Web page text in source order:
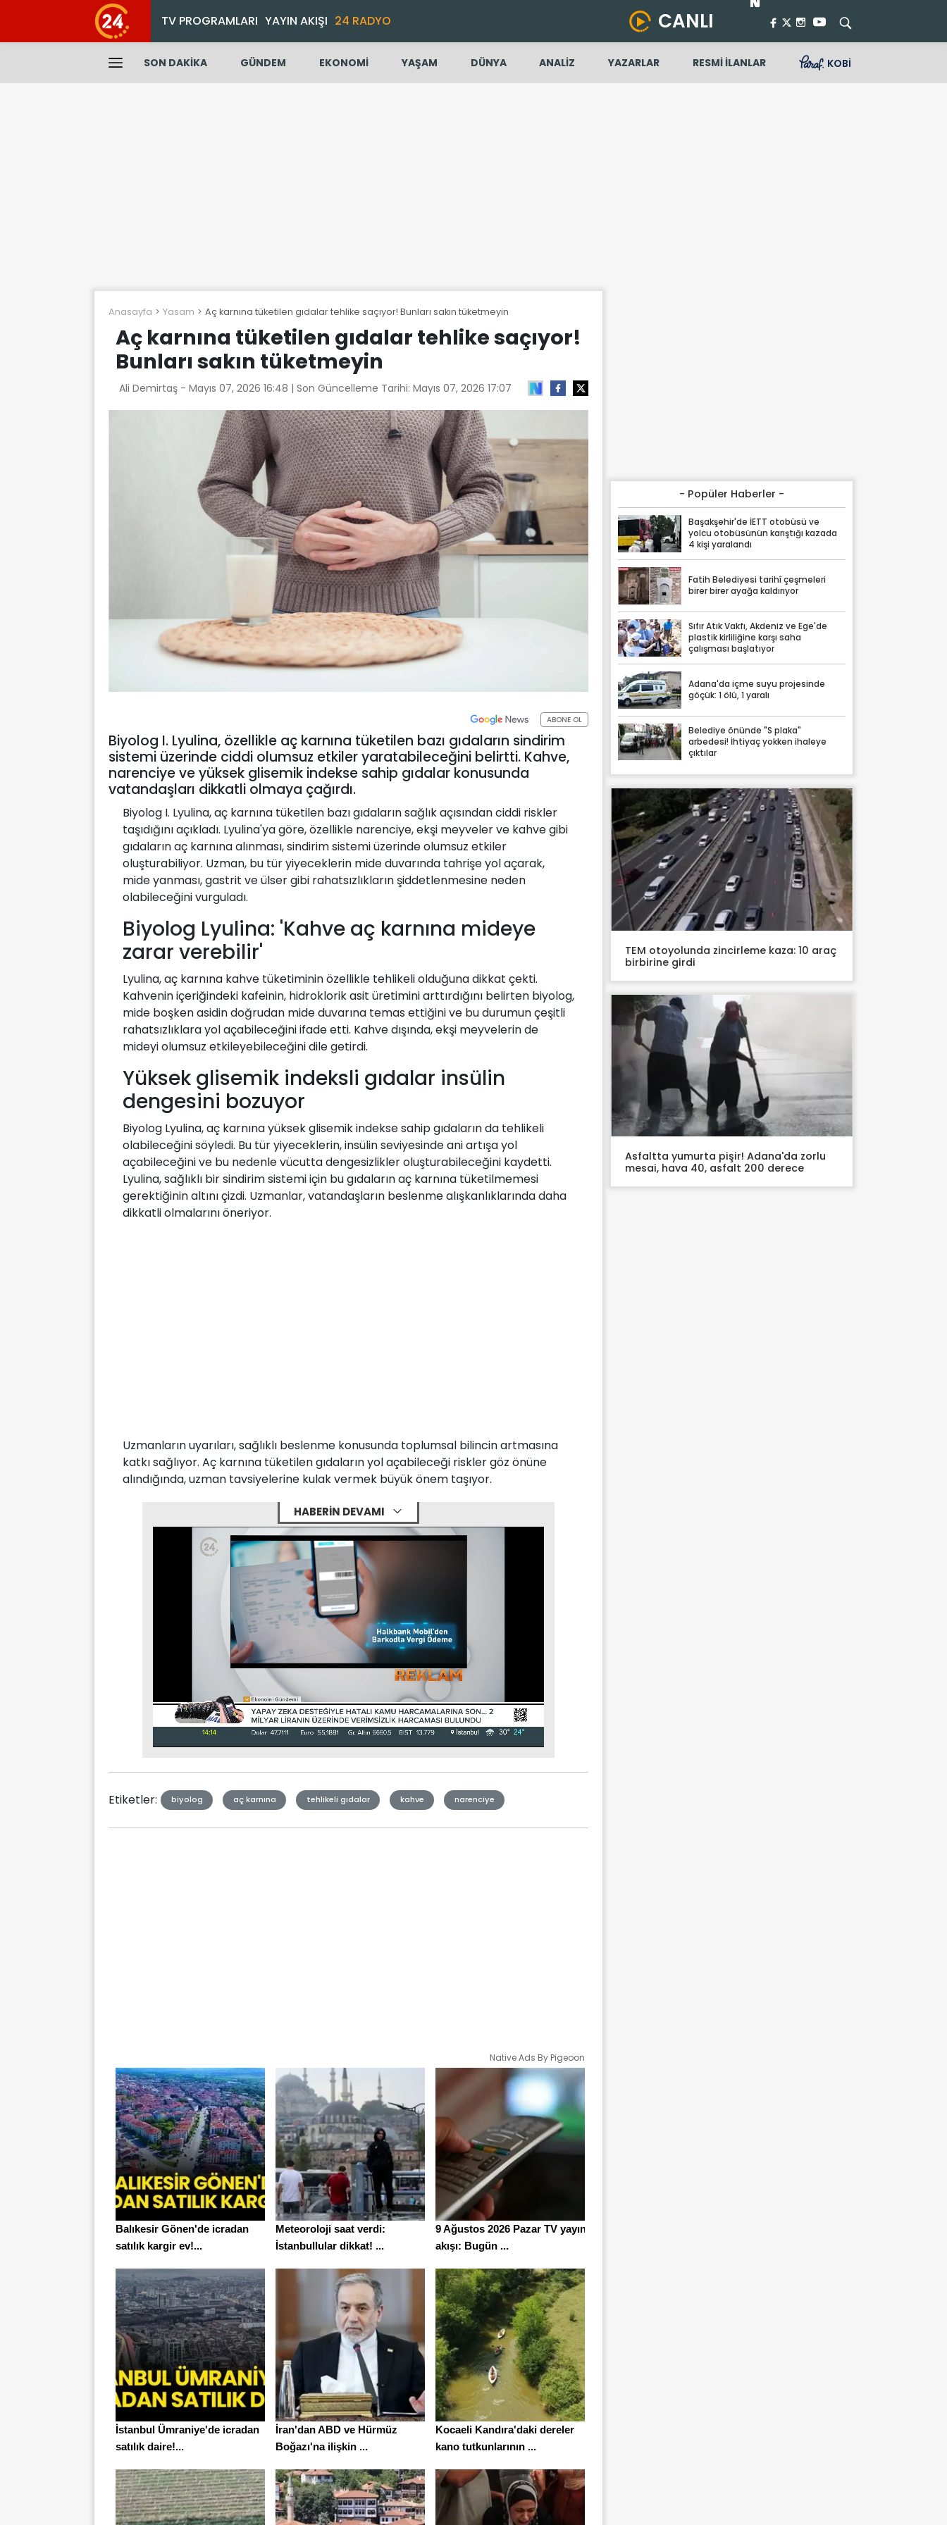
TV PROGRAMLARI YAYIN AKIŞI 24 RADYO CANLI
SON DAKİKA GÜNDEM EKONOMİ YAŞAM DÜNYA ANALİZ YAZARLAR RESMİ İLANLAR KOBİ
Anasayfa Yasam Aç karnına tüketilen gıdalar tehlike saçıyor! Bunları sakın tüketmeyin
Aç karnına tüketilen gıdalar tehlike saçıyor!
Bunları sakın tüketmeyin
Ali Demirtaş - Mayıs 07, 2026 16:48 | Son Güncelleme Tarihi: Mayıs 07, 2026 17:07
ABONE OL
Biyolog I. Lyulina, özellikle aç karnına tüketilen bazı gıdaların sindirim
sistemi üzerinde ciddi olumsuz etkiler yaratabileceğini belirtti. Kahve,
narenciye ve yüksek glisemik indekse sahip gıdalar konusunda
vatandaşları dikkatli olmaya çağırdı.
Biyolog I. Lyulina, aç karnına tüketilen bazı gıdaların sağlık açısından ciddi riskler
taşıdığını açıkladı. Lyulina'ya göre, özellikle narenciye, ekşi meyveler ve kahve gibi
gıdaların aç karnına alınması, sindirim sistemi üzerinde olumsuz etkiler
oluşturabiliyor. Uzman, bu tür yiyeceklerin mide duvarında tahrişe yol açarak,
mide yanması, gastrit ve ülser gibi rahatsızlıkların şiddetlenmesine neden
olabileceğini vurguladı.
Biyolog Lyulina: 'Kahve aç karnına mideye
zarar verebilir'
Lyulina, aç karnına kahve tüketiminin özellikle tehlikeli olduğuna dikkat çekti.
Kahvenin içeriğindeki kafeinin, hidroklorik asit üretimini arttırdığını belirten biyolog,
mide boşken asidin doğrudan mide duvarına temas ettiğini ve bu durumun çeşitli
rahatsızlıklara yol açabileceğini ifade etti. Kahve dışında, ekşi meyvelerin de
mideyi olumsuz etkileyebileceğini dile getirdi.
Yüksek glisemik indeksli gıdalar insülin
dengesini bozuyor
Biyolog Lyulina, aç karnına yüksek glisemik indekse sahip gıdaların da tehlikeli
olabileceğini söyledi. Bu tür yiyeceklerin, insülin seviyesinde ani artışa yol
açabileceğini ve bu nedenle vücutta dengesizlikler oluşturabileceğini kaydetti.
Lyulina, sağlıklı bir sindirim sistemi için bu gıdaların aç karnına tüketilmemesi
gerektiğinin altını çizdi. Uzmanlar, vatandaşların beslenme alışkanlıklarında daha
dikkatli olmalarını öneriyor.
Uzmanların uyarıları, sağlıklı beslenme konusunda toplumsal bilincin artmasına
katkı sağlıyor. Aç karnına tüketilen gıdaların yol açabileceği riskler göz önüne
alındığında, uzman tavsiyelerine kulak vermek büyük önem taşıyor.
HABERİN DEVAMI
Stream
Etiketler: biyolog aç karnına tehlikeli gıdalar kahve narenciye
Native Ads By Pigeoon
Balıkesir Gönen'de icradan
satılık kargir ev!...
Meteoroloji saat verdi:
İstanbullular dikkat! ...
9 Ağustos 2026 Pazar TV yayın
akışı: Bugün ...
İstanbul Ümraniye'de icradan
satılık daire!...
İran'dan ABD ve Hürmüz
Boğazı'na ilişkin ...
Kocaeli Kandıra'daki dereler
kano tutkunlarının ...
- Popüler Haberler -
Başakşehir'de İETT otobüsü ve
yolcu otobüsünün karıştığı kazada
4 kişi yaralandı
Fatih Belediyesi tarihî çeşmeleri
birer birer ayağa kaldırıyor
Sıfır Atık Vakfı, Akdeniz ve Ege'de
plastik kirliliğine karşı saha
çalışması başlatıyor
Adana'da içme suyu projesinde
göçük: 1 ölü, 1 yaralı
Belediye önünde "S plaka"
arbedesi! İhtiyaç yokken ihaleye
çıktılar
TEM otoyolunda zincirleme kaza: 10 araç
birbirine girdi
Asfaltta yumurta pişir! Adana'da zorlu
mesai, hava 40, asfalt 200 derece